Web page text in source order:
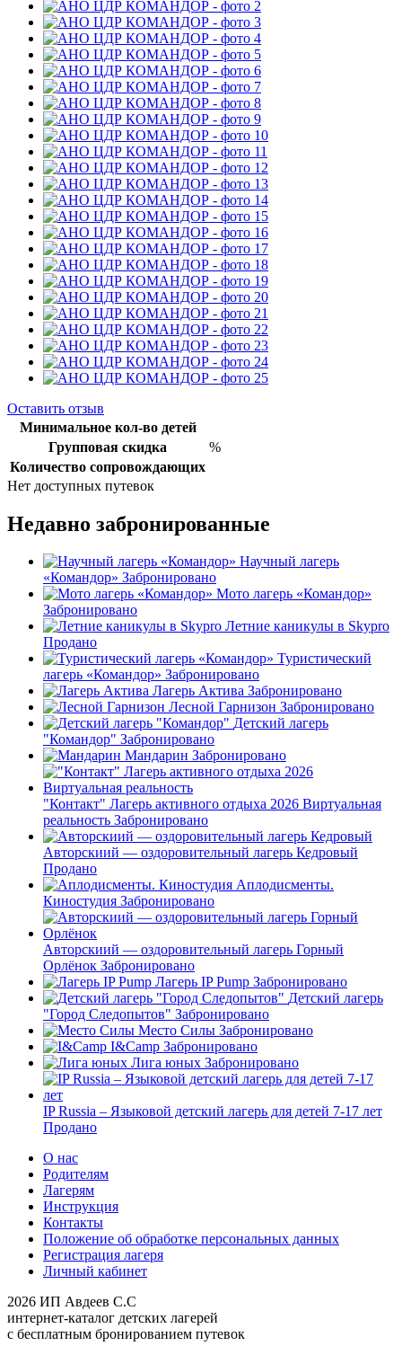
Оставить отзыв
Минимальное кол-во детей
Групповая скидка
%
Количество сопровождающих
Нет доступных путевок
Недавно забронированные
Научный лагерь
«Командор» Забронировано
Мото лагерь «Командор»
Забронировано
Летние каникулы в Skypro
Продано
Туристический
лагерь «Командор» Забронировано
Лагерь Актива Забронировано
Лесной Гарнизон Забронировано
Детский лагерь
"Командор" Забронировано
Мандарин Забронировано
"Контакт" Лагерь активного отдыха 2026 Виртуальная
реальность Забронировано
Авторскиий — оздоровительный лагерь Кедровый
Продано
Аплодисменты.
Киностудия Забронировано
Авторскиий — оздоровительный лагерь Горный
Орлёнок Забронировано
Лагерь IP Pump Забронировано
Детский лагерь
"Город Следопытов" Забронировано
Место Силы Забронировано
I&Camp Забронировано
Лига юных Забронировано
IP Russia – Языковой детский лагерь для детей 7-17 лет
Продано
О нас
Родителям
Лагерям
Инструкция
Контакты
Положение об обработке персональных данных
Регистрация лагеря
Личный кабинет
2026 ИП Авдеев С.С
интернет-каталог детских лагерей
с бесплатным бронированием путевок